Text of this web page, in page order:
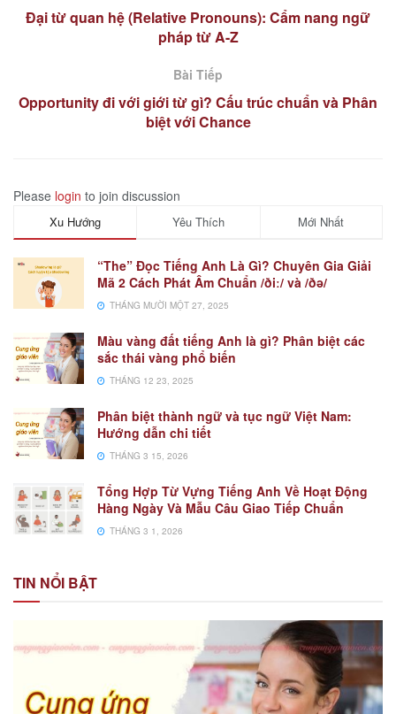
Đại từ quan hệ (Relative Pronouns): Cẩm nang ngữ
pháp từ A-Z
Bài Tiếp
Opportunity đi với giới từ gì? Cấu trúc chuẩn và Phân
biệt với Chance
Please login to join discussion
Xu Hướng Yêu Thích Mới Nhất
“The” Đọc Tiếng Anh Là Gì? Chuyên Gia Giải
Mã 2 Cách Phát Âm Chuẩn /ðiː/ và /ðə/
THÁNG MƯỜI MỘT 27, 2025
Màu vàng đất tiếng Anh là gì? Phân biệt các
sắc thái vàng phổ biến
THÁNG 12 23, 2025
Phân biệt thành ngữ và tục ngữ Việt Nam:
Hướng dẫn chi tiết
THÁNG 3 15, 2026
Tổng Hợp Từ Vựng Tiếng Anh Về Hoạt Động
Hàng Ngày Và Mẫu Câu Giao Tiếp Chuẩn
THÁNG 3 1, 2026
TIN NỔI BẬT